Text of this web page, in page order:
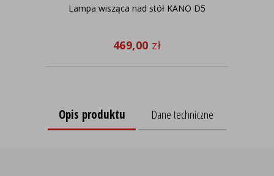
Lampa wisząca nad stół KANO D5
469,00 zł
Opis produktu Dane techniczne